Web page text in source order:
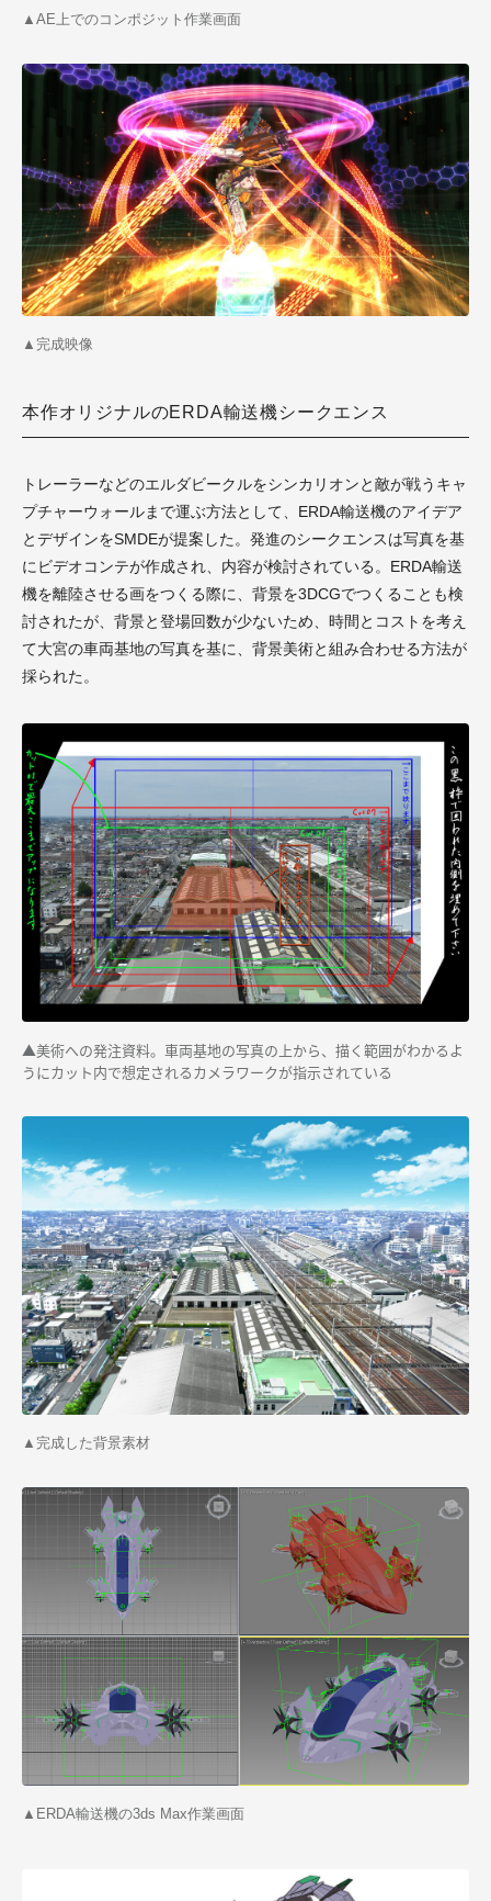
▲AE上でのコンポジット作業画面
▲完成映像
本作オリジナルのERDA輸送機シークエンス
トレーラーなどのエルダビークルをシンカリオンと敵が戦うキャ
プチャーウォールまで運ぶ方法として、ERDA輸送機のアイデア
とデザインをSMDEが提案した。発進のシークエンスは写真を基
にビデオコンテが作成され、内容が検討されている。ERDA輸送
機を離陸させる画をつくる際に、背景を3DCGでつくることも検
討されたが、背景と登場回数が少ないため、時間とコストを考え
て大宮の車両基地の写真を基に、背景美術と組み合わせる方法が
採られた。
▲美術への発注資料。車両基地の写真の上から、描く範囲がわかるよ
うにカット内で想定されるカメラワークが指示されている
▲完成した背景素材
▲ERDA輸送機の3ds Max作業画面